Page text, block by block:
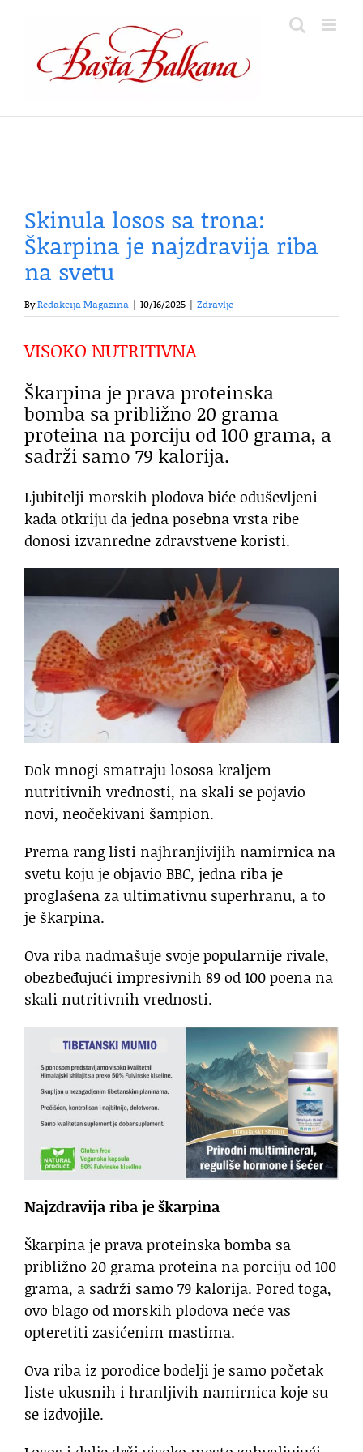
content
Skinula losos sa trona:
Škarpina je najzdravija riba
na svetu
ByRedakcija Magazina 10/16/2025 Zdravlje
VISOKO NUTRITIVNA
Škarpina je prava proteinska
bomba sa približno 20 grama
proteina na porciju od 100 grama, a
sadrži samo 79 kalorija.
Ljubitelji morskih plodova biće oduševljeni
kada otkriju da jedna posebna vrsta ribe
donosi izvanredne zdravstvene koristi.
Dok mnogi smatraju lososa kraljem
nutritivnih vrednosti, na skali se pojavio
novi, neočekivani šampion.
Prema rang listi najhranjivijih namirnica na
svetu koju je objavio BBC, jedna riba je
proglašena za ultimativnu superhranu, a to
je škarpina.
Ova riba nadmašuje svoje popularnije rivale,
obezbeđujući impresivnih 89 od 100 poena na
skali nutritivnih vrednosti.
Najzdravija riba je škarpina
Škarpina je prava proteinska bomba sa
približno 20 grama proteina na porciju od 100
grama, a sadrži samo 79 kalorija. Pored toga,
ovo blago od morskih plodova neće vas
opteretiti zasićenim mastima.
Ova riba iz porodice bodelji je samo početak
liste ukusnih i hranljivih namirnica koje su
se izdvojile.